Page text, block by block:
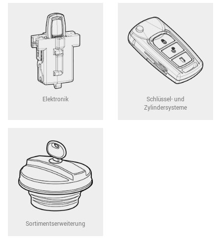
Elektronik
Schlüssel- und
Zylindersysteme
Sortiments­erweiterung